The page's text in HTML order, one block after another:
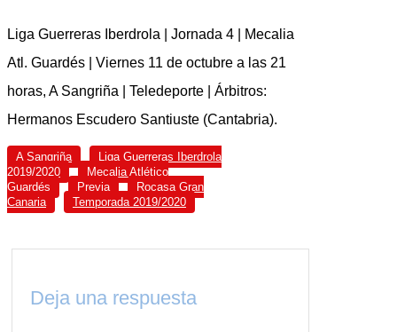
Liga Guerreras Iberdrola | Jornada 4 | Mecalia
Atl. Guardés | Viernes 11 de octubre a las 21
horas, A Sangriña | Teledeporte | Árbitros:
Hermanos Escudero Santiuste (Cantabria).
A Sangriña
Liga Guerreras Iberdrola
2019/2020
Mecalia Atlético
Guardés
Previa
Rocasa Gran
Canaria
Temporada 2019/2020
Deja una respuesta